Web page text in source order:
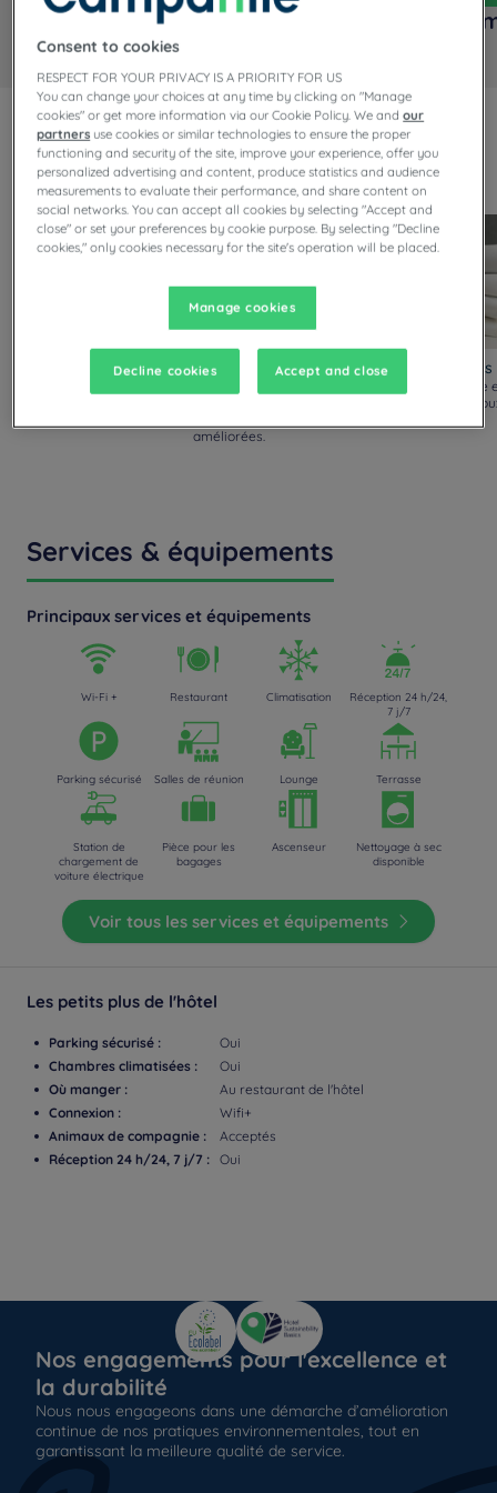
Chambre Standard
Toujours surclassés !
Découvrez nos nouveaux standards de confort, disponibles
dans toutes nos chambres.
Matelas et sommiers Oreillers
améliorées.
Couettes et draps
Couette plus épaisse
plus légère, draps
Services & équipements
Principaux services et équipements
Wi-Fi + Restaurant Climatisation
Réception 24 h/24,
7 j/7
Parking sécurisé Salles de réunion Lounge Terrasse
Station de
chargement de
voiture électrique
Pièce pour les
bagages
Ascenseur
Nettoyage à sec
disponible
Voir tous les services et équipements
Les petits plus de l'hôtel
Parking sécurisé :
Oui
Chambres climatisées :
Oui
Où manger :
Au restaurant de l'hôtel
Connexion :
Wifi+
Animaux de compagnie :
Acceptés
Réception 24 h/24, 7 j/7 : Oui
Nos engagements pour l'excellence et
la durabilité
Nous nous engageons dans une démarche d’amélioration
continue de nos pratiques environnementales, tout en
garantissant la meilleure qualité de service.
Consent to cookies
RESPECT FOR YOUR PRIVACY IS A PRIORITY FOR US
You can change your choices at any time by clicking on "Manage
cookies" or get more information via our Cookie Policy. We andour
partners use cookies or similar technologies to ensure the proper
functioning and security of the site, improve your experience, offer you
personalized advertising and content, produce statistics and audience
measurements to evaluate their performance, and share content on
social networks. You can accept all cookies by selecting "Accept and
close" or set your preferences by cookie purpose. By selecting "Decline
cookies," only cookies necessary for the site's operation will be placed.
Manage cookies
Decline cookies Accept and close